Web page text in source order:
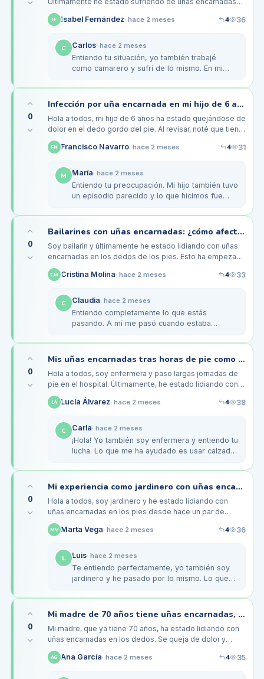
que me causan un dolor bastante intenso al caminar.
Intenté cortarlas en…
IF Isabel Fernández· hace 2 meses 4 36
C Carlos· hace 2 meses
Entiendo tu situación, yo también trabajé
como camarero y sufrí de lo mismo. En mi
buena amortiguación, eso ayudó a…
0
Infección por uña encarnada en mi hijo de 6 años, ¿qué hacer ahora?
Hola a todos, mi hijo de 6 años ha estado quejándose de
dolor en el dedo gordo del pie. Al revisar, noté que tiene
una uña encarnada que parece estar empezando a
infectarse, ya…
FN Francisco Navarro· hace 2 meses 4 31
M María· hace 2 meses
Entiendo tu preocupación. Mi hijo también tuvo
un episodio parecido y lo que hicimos fue
limpiar la zona y, si es…
0
Bailarines con uñas encarnadas: ¿cómo afecta a nuestras presentaciones?
Soy bailarín y últimamente he estado lidiando con uñas
encarnadas en los dedos de los pies. Esto ha empezado
a afectar mis ensayos y presentaciones, ya que el dolor
se intensifica…
CM Cristina Molina· hace 2 meses 4 33
C Claudia· hace 2 meses
Entiendo completamente lo que estás
pasando. A mí me pasó cuando estaba
recomiendo usar calzado un poco más
holgado durante…
0
Mis uñas encarnadas tras horas de pie como enfermera: ¿hay solución rápida?
Hola a todos, soy enfermera y paso largas jornadas de
pie en el hospital. Últimamente, he estado lidiando con
uñas encarnadas en ambos pies, especialmente en los
dedos gordos. La…
LÁ Lucía Álvarez· hace 2 meses 4 38
C Carla· hace 2 meses
¡Hola! Yo también soy enfermera y entiendo tu
lucha. Lo que me ha ayudado es usar calzado
absorben el impacto. También, he…
0
Mi experiencia como jardinero con uñas encarnadas: consejos prácticos
Hola a todos, soy jardinero y he estado lidiando con
uñas encarnadas en los pies desde hace un par de
meses. Debido a mi trabajo, paso horas de pie, y el tipo
de calzado que uso…
MV Marta Vega· hace 2 meses 4 36
L Luis· hace 2 meses
Te entiendo perfectamente, yo también soy
jardinero y he pasado por lo mismo. Lo que
ancha y un número más grande…
0
Mi madre de 70 años tiene uñas encarnadas, ¿qué le puedo dar para aliviar el dolor?
Mi madre, que ya tiene 70 años, ha estado lidiando con
uñas encarnadas en los dedos. Se queja de dolor y
presión al caminar, especialmente porque pasa mucho
tiempo de pie en su…
AG Ana García· hace 2 meses 4 35